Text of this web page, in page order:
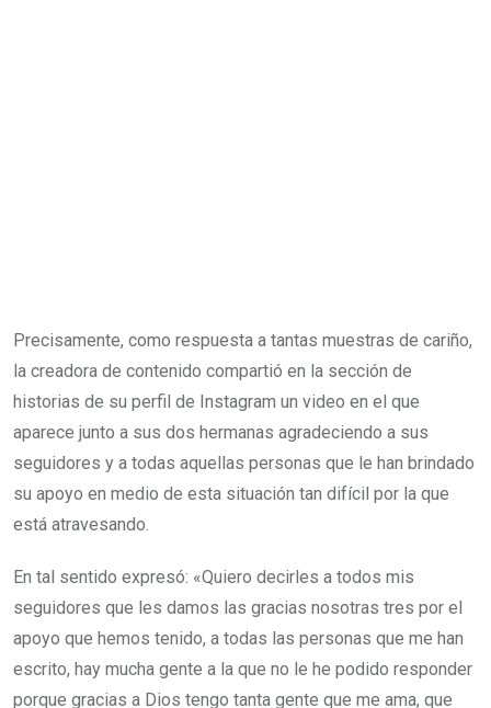
Precisamente, como respuesta a tantas muestras de cariño,
la creadora de contenido compartió en la sección de
historias de su perfil de Instagram un video en el que
aparece junto a sus dos hermanas agradeciendo a sus
seguidores y a todas aquellas personas que le han brindado
su apoyo en medio de esta situación tan difícil por la que
está atravesando.
En tal sentido expresó: «Quiero decirles a todos mis
seguidores que les damos las gracias nosotras tres por el
apoyo que hemos tenido, a todas las personas que me han
escrito, hay mucha gente a la que no le he podido responder
porque gracias a Dios tengo tanta gente que me ama, que